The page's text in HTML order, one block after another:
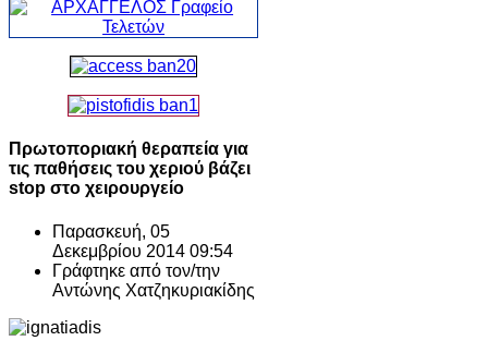
Πρωτοποριακή θεραπεία για
τις παθήσεις του χεριού βάζει
stop στο χειρουργείο
Παρασκευή, 05
Δεκεμβρίου 2014 09:54
Γράφτηκε από τον/την
Αντώνης Χατζηκυριακίδης